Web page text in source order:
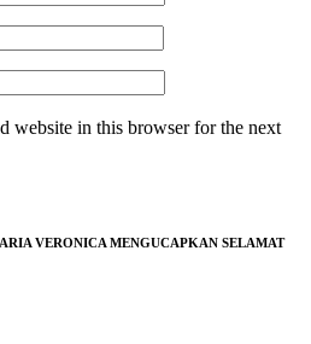
website in this browser for the next
VERONICA MENGUCAPKAN SELAMAT